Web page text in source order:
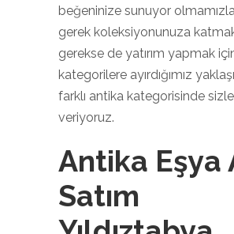
beğeninize sunuyor
gerek koleksiyonunuza
gerekse de yatırım yapmak
kategorilere ayırdığımız
farklı antika kategorisinde
veriyoruz.
Antika Eşya
Satım